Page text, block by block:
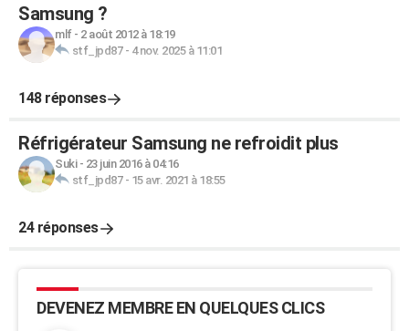
Samsung ?
mlf- 2 août 2012 à 18:19
stf_jpd87- 4 nov. 2025 à 11:01
148 réponses
Réfrigérateur Samsung ne refroidit plus
Suki- 23 juin 2016 à 04:16
stf_jpd87- 15 avr. 2021 à 18:55
24 réponses
DEVENEZ MEMBRE EN QUELQUES CLICS